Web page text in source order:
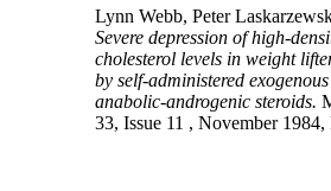
Lynn Webb, Peter
Severe depression of high-
cholesterol levels in weight
by self-administered
anabolic-androgenic steroids.
33, Issue 11 , November 1984,